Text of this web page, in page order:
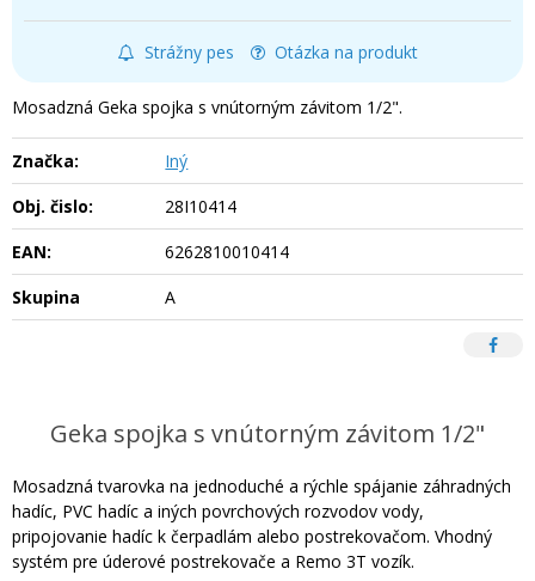
Strážny pes Otázka na produkt
Mosadzná Geka spojka s vnútorným závitom 1/2".
Značka:
Iný
Obj. čislo:
28I10414
EAN:
6262810010414
Skupina
A
Geka spojka s vnútorným závitom 1/2"
Mosadzná tvarovka na jednoduché a rýchle spájanie záhradných
hadíc, PVC hadíc a iných povrchových rozvodov vody,
pripojovanie hadíc k čerpadlám alebo postrekovačom. Vhodný
systém pre úderové postrekovače a Remo 3T vozík.